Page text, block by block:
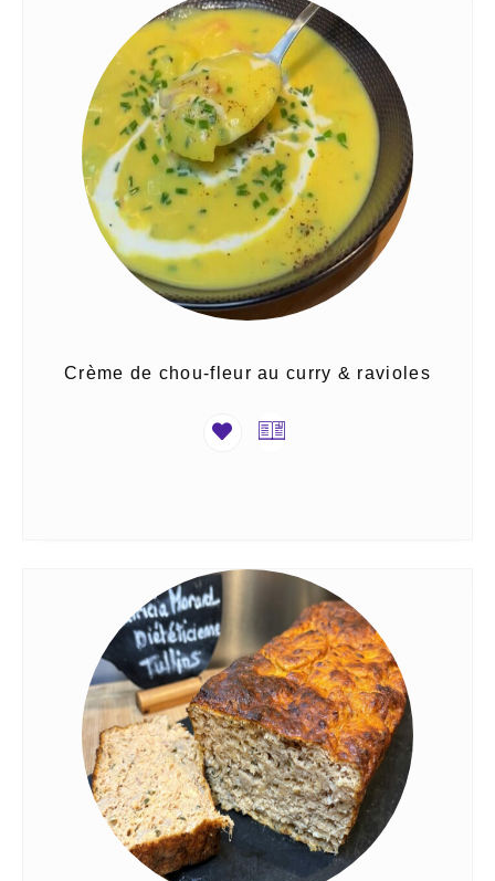
Crème de chou-fleur au curry & ravioles